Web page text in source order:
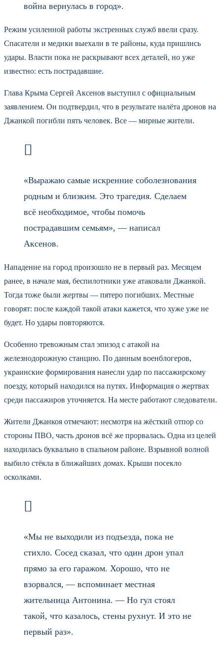
война вернулась в город».
Режим усиленной работы экстренных служб ввели сразу.
Спасатели и медики выехали в те районы, куда пришлись
удары. Власти пока не раскрывают всех деталей, но уже
известно: есть пострадавшие.
Глава Крыма Сергей Аксенов выступил с официальным
заявлением. Он подтвердил, что в результате налёта дронов на
Джанкой погибли пять человек. Все — мирные жители.
«Выражаю самые искренние соболезнования
родным и близким. Это трагедия. Сделаем
всё необходимое, чтобы помочь
пострадавшим семьям», — написал
Аксенов.
Нападение на город произошло не в первый раз. Месяцем
ранее, в начале мая, беспилотники уже атаковали Джанкой.
Тогда тоже были жертвы — пятеро погибших. Местные
говорят: после каждой такой атаки кажется, что хуже уже не
будет. Но удары повторяются.
Особенно тревожным стал эпизод с атакой на
железнодорожную станцию. По данным военблогеров,
украинские формирования нанесли удар по пассажирскому
поезду, который находился на путях. Информация о жертвах
среди пассажиров уточняется. На месте работают следователи.
Жители Джанкоя отмечают: несмотря на жёсткий отпор со
стороны ПВО, часть дронов всё же прорвалась. Одна из целей
находилась буквально в спальном районе. Взрывной волной
выбило стёкла в ближайших домах. Крыши посекло
осколками.
«Мы не выходили из подъезда, пока не
стихло. Сосед сказал, что один дрон упал
прямо за его гаражом. Хорошо, что не
взорвался, — вспоминает местная
жительница Антонина. — Но гул стоял
такой, что казалось, стены рухнут. И это не
первый раз».